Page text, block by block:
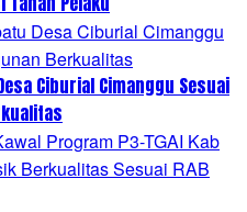
Ciburial Cimanggu Sesuai